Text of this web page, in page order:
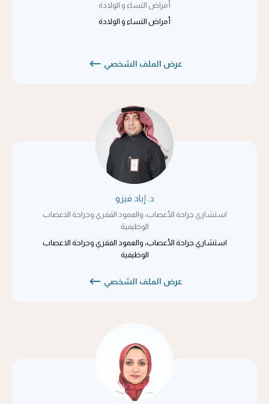
أمراض النساء و الولادة
أمراض النساء و الولادة
عرض الملف الشخصي
د. إياد فيزو
استشاري جراحة الأعصاب، والعمود الفقري وجراحة الاعصاب
الوظيفية
استشاري جراحة الأعصاب، والعمود الفقري وجراحة الاعصاب
الوظيفية
عرض الملف الشخصي